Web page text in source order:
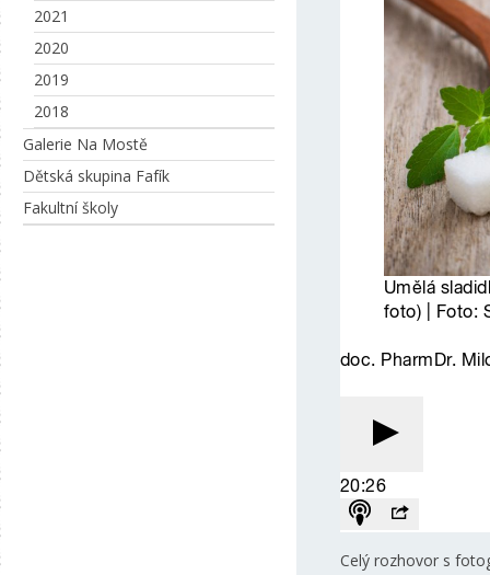
2021
2020
2019
2018
Galerie Na Mostě
Dětská skupina Fafík
Fakultní školy
Celý rozhovor s